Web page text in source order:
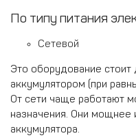
По типу питания
Сетевой
Это оборудование
аккумулятором (при
От сети чаще работают
назначения. Они мощнее
аккумулятора.